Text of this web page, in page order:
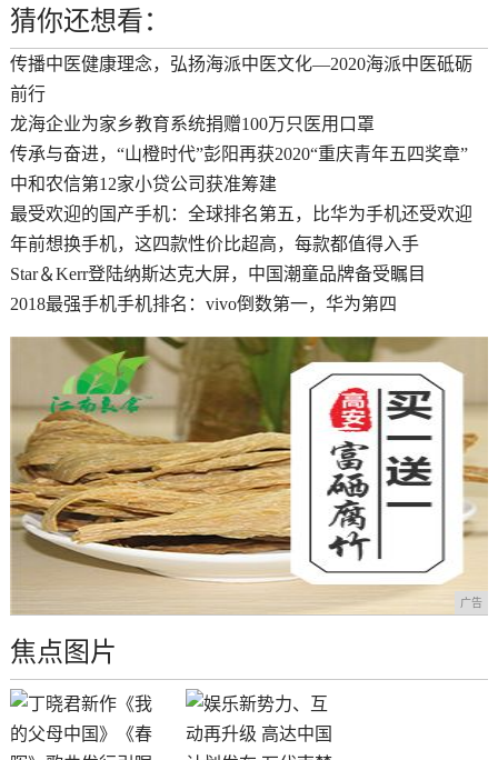
猜你还想看：
传播中医健康理念，弘扬海派中医文化—2020海派中医砥砺
前行
龙海企业为家乡教育系统捐赠100万只医用口罩
传承与奋进，“山橙时代”彭阳再获2020“重庆青年五四奖章”
中和农信第12家小贷公司获准筹建
最受欢迎的国产手机：全球排名第五，比华为手机还受欢迎
年前想换手机，这四款性价比超高，每款都值得入手
Star＆Kerr登陆纳斯达克大屏，中国潮童品牌备受瞩目
2018最强手机手机排名：vivo倒数第一，华为第四
广告
焦点图片